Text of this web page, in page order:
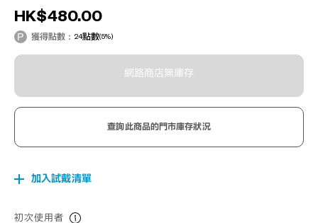
HK$480.00
獲得點數： 24點數(5%)
網路商店無庫存
查詢此商品的門市庫存狀況
加入試戴清單
初次使用者